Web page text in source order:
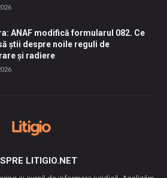
ANAF modifică formularul 082. Ce
știi despre noile reguli de
și radiere
LITIGIO.NET